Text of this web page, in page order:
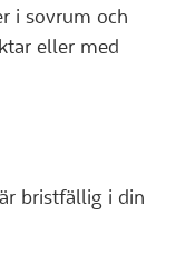
i sovrum och
eller med
bristfällig i din